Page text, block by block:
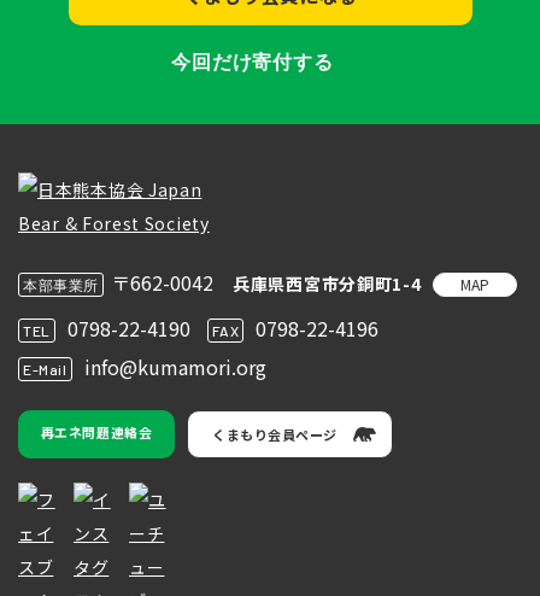
今回だけ寄付する
本部事業所 〒662-0042 兵庫県西宮市分銅町1-4 MAP
TEL 0798-22-4190 FAX 0798-22-4196
E-Mail info@kumamori.org
再エネ問題連絡会 くまもり会員ページ